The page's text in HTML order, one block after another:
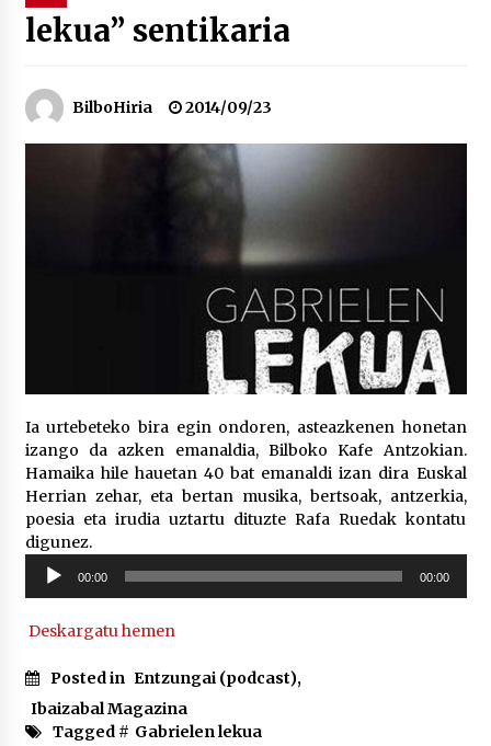
Bakaikuko barnetegitik gazteek egindako saio
2026/07/16
Tuba eta bonbardinoaren astea, Bilboko
Kontserbatorioan protagonista
2026/07/16
Auzoportala : 1×04 Auzofoniak
2026/07/15
Gaur abitua da Bilbao bbk live jaialdia
2026/07/09
2026/07/09
2026/07/07
lekua” sentikaria
BilboHiria 2014/09/23
Ia urtebeteko bira egin ondoren, asteazkenen honetan
izango da azken emanaldia, Bilboko Kafe Antzokian.
Hamaika hile hauetan 40 bat emanaldi izan dira Euskal
Herrian zehar, eta bertan musika, bertsoak, antzerkia,
poesia eta irudia uztartu dituzte Rafa Ruedak kontatu
digunez.
Soinu
erreproduzigailua
00:00 00:00
Deskargatu hemen
Posted in Entzungai (podcast),
Ibaizabal Magazina
Tagged # Gabrielen lekua